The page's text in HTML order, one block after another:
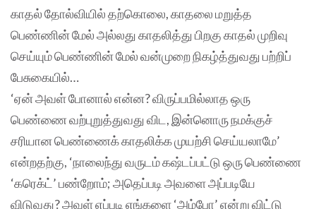
காதல் தோல்வியில் தற்கொலை, காதலை மறுத்த
பெண்ணின் மேல் அல்லது காதலித்து பிறகு காதல் முறிவு
செய்யும் பெண்ணின் மேல் வன்முறை நிகழ்த்துவது பற்றிப்
பேசுகையில்…
‘ஏன் அவள் போனால் என்ன? விருப்பமில்லாத ஒரு
பெண்ணை வற்புறுத்துவது விட, இன்னொரு நமக்குச்
சரியான பெண்ணைக் காதலிக்க முயற்சி செய்யலாமே’
என்றதற்கு, ‘நாலைந்து வருடம் கஷ்டப்பட்டு ஒரு பெண்ணை
‘கரெக்ட்’ பண்றோம்; அதெப்படி அவளை அப்படியே
விடுவது? அவள் எப்படி எங்களை ‘அம்போ’ என்று விட்டு